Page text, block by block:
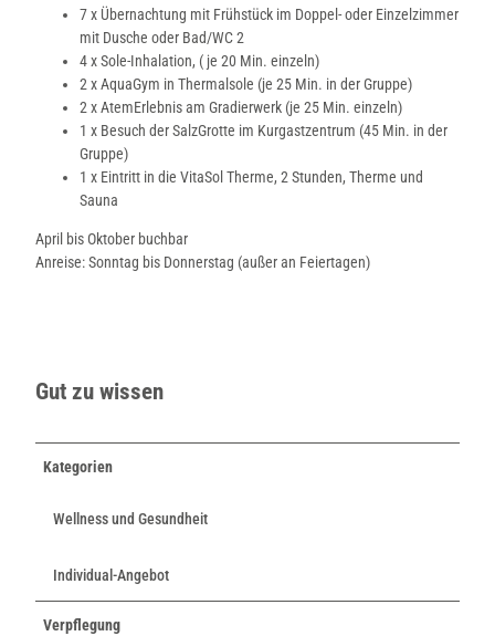
7 x Übernachtung mit Frühstück im Doppel- oder Einzelzimmer
mit Dusche oder Bad/WC 2
4 x Sole-Inhalation, ( je 20 Min. einzeln)
2 x AquaGym in Thermalsole (je 25 Min. in der Gruppe)
2 x AtemErlebnis am Gradierwerk (je 25 Min. einzeln)
1 x Besuch der SalzGrotte im Kurgastzentrum (45 Min. in der
Gruppe)
1 x Eintritt in die VitaSol Therme, 2 Stunden, Therme und
Sauna
April bis Oktober buchbar
Anreise: Sonntag bis Donnerstag (außer an Feiertagen)
Gut zu wissen
Kategorien
Wellness und Gesundheit
Individual-Angebot
Verpflegung